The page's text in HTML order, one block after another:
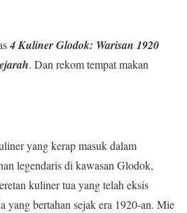
4 Kuliner Glodok: Warisan 1920
. Dan rekom tempat makan
yang kerap masuk dalam
legendaris di kawasan Glodok,
kuliner tua yang telah eksis
yang bertahan sejak era 1920-an. Mie